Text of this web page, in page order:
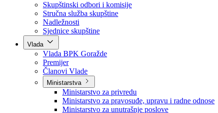
Poslanici po strankama
Poslanici po klubovima naroda
Kolegij skupštine
Skupštinski odbori i komisije
Stručna služba skupštine
Nadležnosti
Sjednice skupštine
Vlada
Vlada BPK Goražde
Premijer
Članovi Vlade
Ministarstva